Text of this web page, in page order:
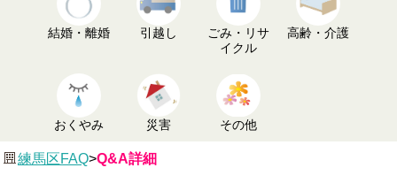
結婚・離婚 引越し
ごみ・リサ
イクル
高齢・介護
おくやみ 災害 その他
練馬区FAQ>Q&A詳細